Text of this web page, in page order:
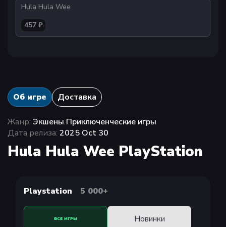
Hula Hula Wee
457 ₽
Об игре Доставка
Жанр: Экшены Приключенческие игры
Дата релиза: 2025 Oct 30
Hula Hula Wee PlayStation
Playstation 5 000+
ВСЕ ИГРЫ Новинки